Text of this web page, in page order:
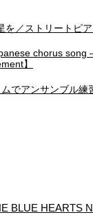
を／ストリートピ
chorus song
】
でアンサンブル練
BLUE HEARTS